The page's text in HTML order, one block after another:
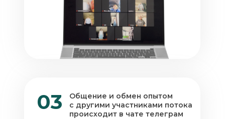
03
Общение и обмен опытом
с другими участниками потока
происходит в чате телеграм